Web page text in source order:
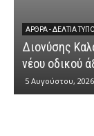
ΆΡΘΡΑ - ΔΕΛΤΊΑ
Διονύσης
νέου οδικού
5 Αυγούστου, 2026